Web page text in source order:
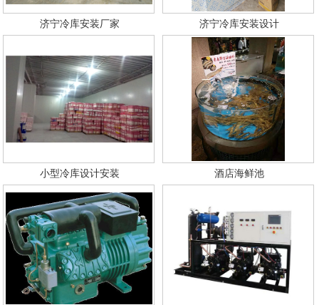
济宁冷库安装厂家 济宁冷库安装设计
小型冷库设计安装 酒店海鲜池